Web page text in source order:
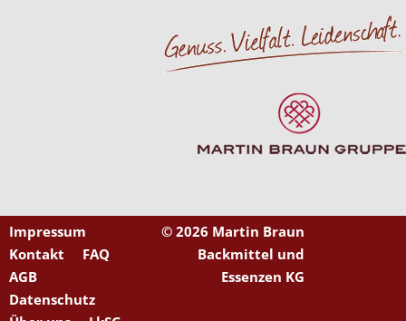
Impressum
Kontakt
FAQ
AGB
Datenschutz
© 2026 Martin Braun
Backmittel und
Essenzen KG